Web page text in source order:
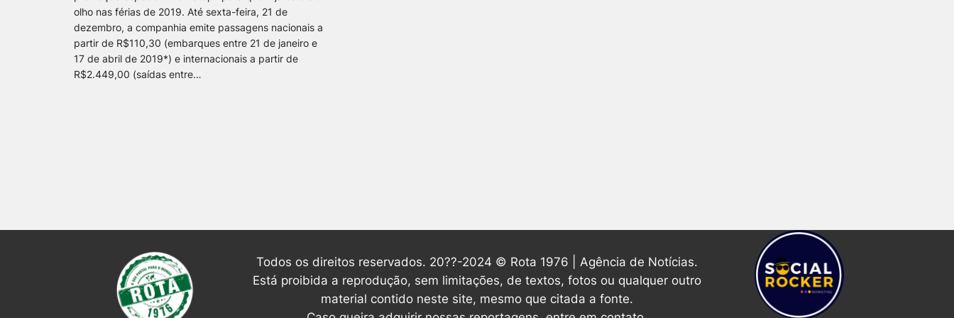
olho nas férias de 2019. Até sexta-feira, 21 de
dezembro, a companhia emite passagens nacionais a
partir de R$110,30 (embarques entre 21 de janeiro e
17 de abril de 2019*) e internacionais a partir de
R$2.449,00 (saídas entre…
Todos os direitos reservados. 20??-2024 © Rota 1976 | Agência de Notícias.
Está proibida a reprodução, sem limitações, de textos, fotos ou qualquer outro
material contido neste site, mesmo que citada a fonte.